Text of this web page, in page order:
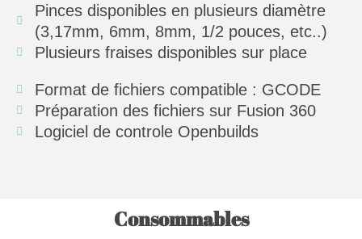
Pinces disponibles en plusieurs diamètre
(3,17mm, 6mm, 8mm, 1/2 pouces, etc..)
Plusieurs fraises disponibles sur place
Format de fichiers compatible : GCODE
Préparation des fichiers sur Fusion 360
Logiciel de controle Openbuilds
Consommables